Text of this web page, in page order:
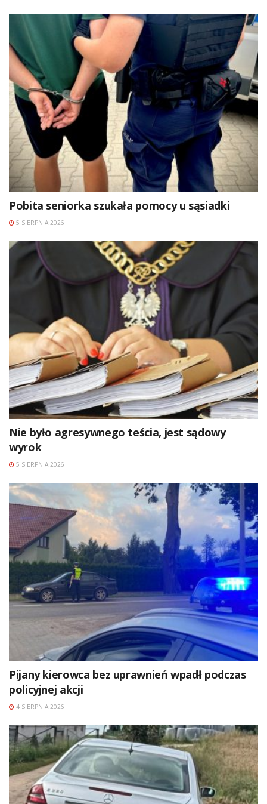
Pobita seniorka szukała pomocy u sąsiadki
5 SIERPNIA 2026
Nie było agresywnego teścia, jest sądowy
wyrok
5 SIERPNIA 2026
Pijany kierowca bez uprawnień wpadł podczas
policyjnej akcji
4 SIERPNIA 2026